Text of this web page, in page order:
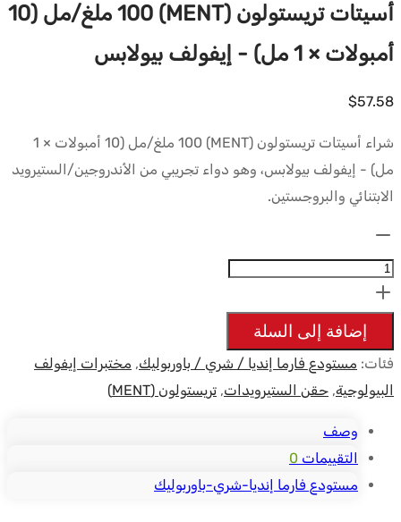
أسيتات تريستولون (MENT) 100 ملغ/مل (10
أمبولات × 1 مل) - إيفولف بيولابس
$57.58
شراء أسيتات تريستولون (MENT) 100 ملغ/مل (10 أمبولات × 1
مل) - إيفولف بيولابس، وهو دواء تجريبي من الأندروجين/الستيرويد
الابتنائي والبروجستين.
Trestolone
(MENT)
100mg/ml
(10x1ml
amps)
Evolve
Biolabs
إضافة إلى السلة
فئات: مستودع فارما إنديا / شري / باوربوليك, مختبرات إيفولف
البيولوجية, حقن الستيرويدات, تريستولون (MENT)
وصف
التقييمات 0
مستودع فارما إنديا-شري-باوربوليك